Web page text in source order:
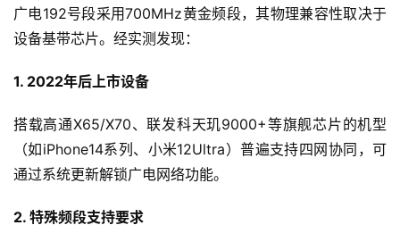
广电192号段采用700MHz黄金频段，其物理兼容性取决于
设备基带芯片。经实测发现：
1. 2022年后上市设备
搭载高通X65/X70、联发科天玑9000+等旗舰芯片的机型
（如iPhone14系列、小米12Ultra）普遍支持四网协同，可
通过系统更新解锁广电网络功能。
2. 特殊频段支持要求